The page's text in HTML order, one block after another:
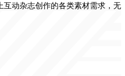
互动杂志创作的各类素材需求，无